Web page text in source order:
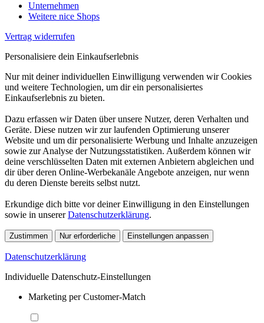
Unternehmen
Weitere nice Shops
Vertrag widerrufen
Personalisiere dein Einkaufserlebnis
Nur mit deiner individuellen Einwilligung verwenden wir Cookies
und weitere Technologien, um dir ein personalisiertes
Einkaufserlebnis zu bieten.
Dazu erfassen wir Daten über unsere Nutzer, deren Verhalten und
Geräte. Diese nutzen wir zur laufenden Optimierung unserer
Website und um dir personalisierte Werbung und Inhalte anzuzeigen
sowie zur Analyse der Nutzungsstatistiken. Außerdem können wir
deine verschlüsselten Daten mit externen Anbietern abgleichen und
dir über deren Online-Werbekanäle Angebote anzeigen, nur wenn
du deren Dienste bereits selbst nutzt.
Erkundige dich bitte vor deiner Einwilligung in den Einstellungen
sowie in unsererDatenschutzerklärung.
Zustimmen Nur erforderliche Einstellungen anpassen
Datenschutzerklärung
Individuelle Datenschutz-Einstellungen
Marketing per Customer-Match